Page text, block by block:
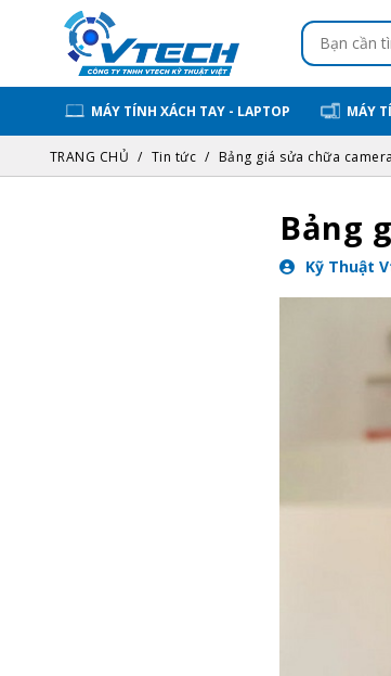
MÁY TÍNH XÁCH TAY - LAPTOP MÁY
TRANG CHỦ Tin tức Bảng giá sửa chữa
Bảng
Kỹ Thuật